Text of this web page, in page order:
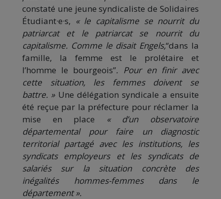
constaté une jeune syndicaliste de Solidaires
Étudiant·e·s, « le capitalisme se nourrit du
patriarcat et le patriarcat se nourrit du
capitalisme. Comme le disait Engels,“dans la
famille, la femme est le prolétaire et
l’homme le bourgeois”. Pour en finir avec
cette situation, les femmes doivent se
battre. »Une délégation syndicale a ensuite
été reçue par la préfecture pour réclamer la
mise en place « d’un observatoire
départementalpour faire un diagnostic
territorial partagé avec les institutions, les
syndicats employeurs et les syndicats de
salariés sur la situation concrète des
inégalités hommes-femmes dans le
département ».